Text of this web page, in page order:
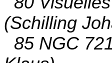
(Schilling
85 NGC